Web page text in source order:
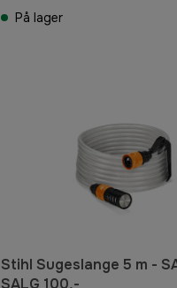
På lager
Stihl Sugeslange 5 m -
SALG 100,-